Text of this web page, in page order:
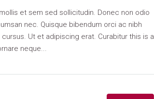
et sem sed sollicitudin. Donec non odio
nec. Quisque bibendum orci ac nibh
Ut et adipiscing erat. Curabitur this is a
neque...